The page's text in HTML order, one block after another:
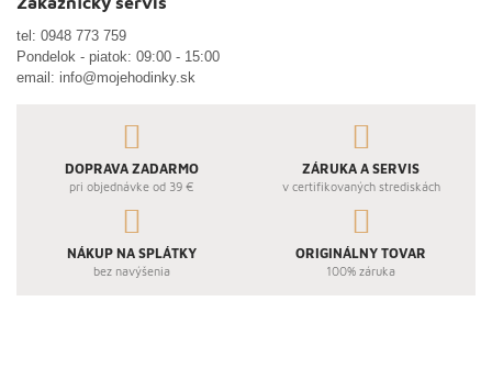
tel: 0948 773 759
Pondelok - piatok: 09:00 - 15:00
email: info@mojehodinky.sk
DOPRAVA ZADARMO
pri objednávke od 39 €
ZÁRUKA A SERVIS
v certifikovaných strediskách
NÁKUP NA SPLÁTKY
bez navýšenia
ORIGINÁLNY TOVAR
100% záruka